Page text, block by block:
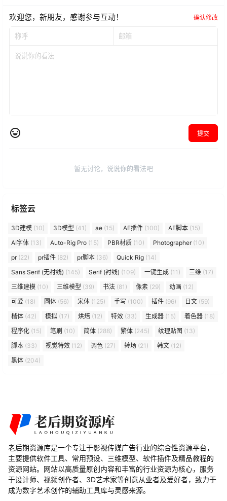
欢迎您，新朋友，感谢参与互动！ 确认修改
提交
暂无讨论，说说你的看法吧
标签云
3D建模 (10) 3D模型 (41) ae (15) AE插件 (100) AE脚本 (15)
AI字体 (13) Auto-Rig Pro (15) PBR材质 (10) Photographer(10)
pr(22) pr插件 (82) pr脚本 (36) Quick Rig (14)
Sans Serif (无衬线) (145) Serif (衬线) (109) 一键生成 (11) 三维 (17)
三维建模 (10) 三维模型 (39) 书法 (81) 像素 (29) 动画 (12)
可爱 (18) 圆体 (56) 宋体 (125) 手写 (100) 插件 (96) 日文 (59)
楷体 (42) 模拟 (17) 烘焙 (12) 特效 (33) 生成器 (15) 着色器 (18)
程序化 (15) 笔刷 (10) 简体 (288) 繁体 (245) 纹理贴图 (13)
脚本 (33) 视觉特效 (12) 调色 (27) 转场 (21) 韩文 (12)
黑体 (204)
老后期资源库是一个专注于影视传媒广告行业的综合性资源平台，
主要提供软件工具、常用预设、三维模型、软件插件及精品教程的
资源网站。网站以高质量原创内容和丰富的行业资源为核心，服务
于设计师、视频创作者、3D艺术家等创意从业者及爱好者，致力于
成为数字艺术创作的辅助工具库与灵感来源。